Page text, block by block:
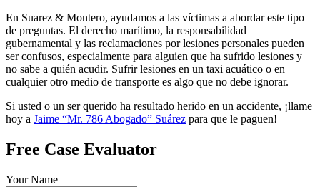
En Suarez & Montero, ayudamos a las víctimas a abordar este tipo
de preguntas. El derecho marítimo, la responsabilidad
gubernamental y las reclamaciones por lesiones personales pueden
ser confusos, especialmente para alguien que ha sufrido lesiones y
no sabe a quién acudir. Sufrir lesiones en un taxi acuático o en
cualquier otro medio de transporte es algo que no debe ignorar.
Si usted o un ser querido ha resultado herido en un accidente, ¡llame
hoy a Jaime “Mr. 786 Abogado” Suárez para que le paguen!
Free Case Evaluator
Your Name